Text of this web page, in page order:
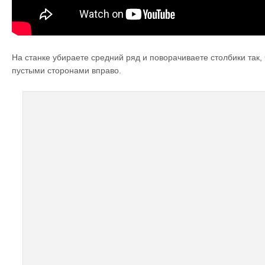
На станке убираете средний ряд и поворачиваете столбики
пустыми сторонами вправо.